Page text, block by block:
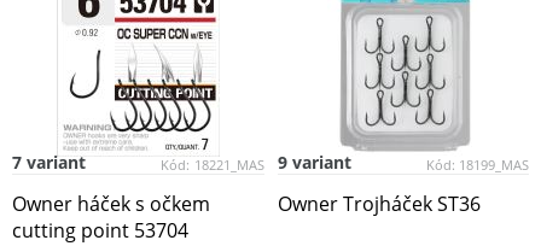
Kód: 18221_MAS
7 variant
Owner háček s očkem
cutting point 53704
Kód: 18199_MAS
9 variant
Owner Trojháček ST36